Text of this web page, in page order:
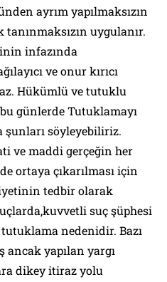
ayrım yapılmaksızın
uygulanır.
infazında
ve onur kırıcı
Hükümlü ve tutuklu
bu günlerde Tutuklamayı
şunları söyleyebiliriz.
ve maddi gerçeğin her
ortaya çıkarılması için
tedbir olarak
suç şüphesi
nedenidir. Bazı
ancak yapılan yargı
dikey itiraz yolu